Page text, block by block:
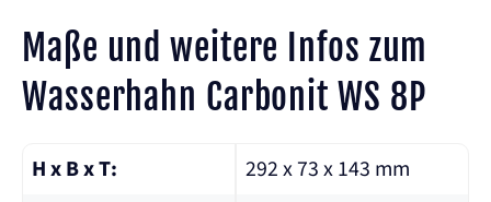
Maße und weitere Infos zum
Wasserhahn Carbonit WS 8P
H x B x T:
292 x 73 x 143 mm